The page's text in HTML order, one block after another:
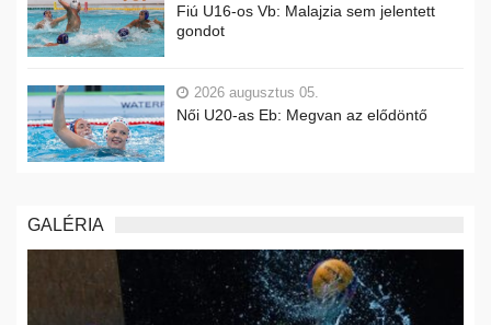
Fiú U16-os Vb: Malajzia sem jelentett
gondot
2026 augusztus 05.
Női U20-as Eb: Megvan az elődöntő
GALÉRIA